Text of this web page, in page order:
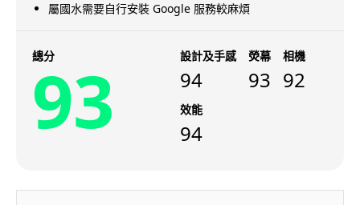
屬國水需要自行安裝 Google 服務較麻煩
總分
93 設計及手感
94
熒幕
93
相機
92
效能
94